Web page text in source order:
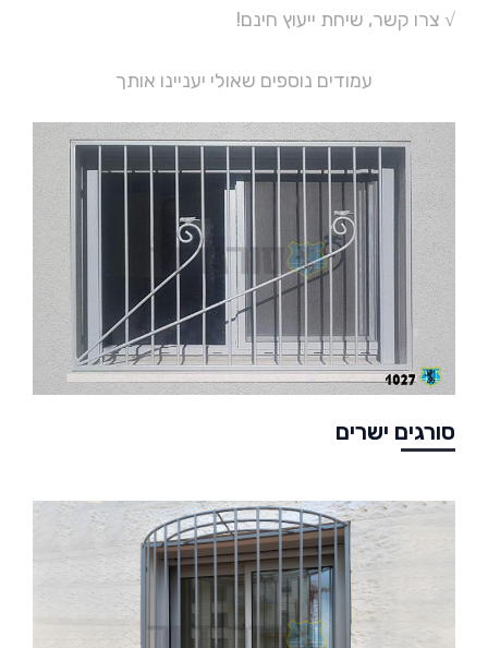
√ צרו קשר, שיחת ייעוץ חינם!
עמודים נוספים שאולי יעניינו אותך
סורגים ישרים